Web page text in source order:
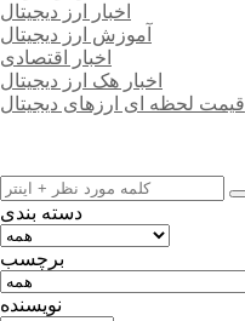
اخبار ارز دیجیتال
آموزش ارز دیجیتال
اخبار اقتصادی
اخبار هک ارز دیجیتال
قیمت لحظه ای ارزهای دیجیتال
دسته بندی
برچسب
نویسنده